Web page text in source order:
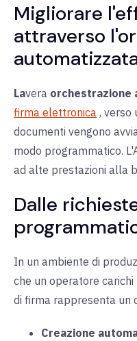
Migliorare
attraverso
Lavera orchestrazione
firma elettronica , verso
documenti vengono
modo programmatico.
ad alte prestazioni alla
Dalle
In un ambiente di
che un operatore
di firma rappresenta un
Creazione